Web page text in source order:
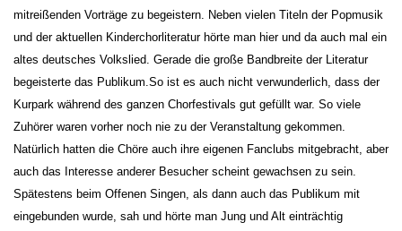
mitreißenden Vorträge zu begeistern. Neben vielen Titeln der Popmusik
und der aktuellen Kinderchorliteratur hörte man hier und da auch mal ein
altes deutsches Volkslied. Gerade die große Bandbreite der Literatur
begeisterte das Publikum.So ist es auch nicht verwunderlich, dass der
Kurpark während des ganzen Chorfestivals gut gefüllt war. So viele
Zuhörer waren vorher noch nie zu der Veranstaltung gekommen.
Natürlich hatten die Chöre auch ihre eigenen Fanclubs mitgebracht, aber
auch das Interesse anderer Besucher scheint gewachsen zu sein.
Spätestens beim Offenen Singen, als dann auch das Publikum mit
eingebunden wurde, sah und hörte man Jung und Alt einträchtig